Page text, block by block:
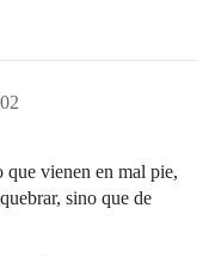
que vienen en mal pie,
sino que de